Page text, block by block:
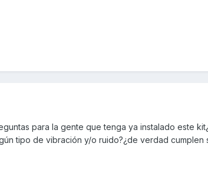
para la gente que tenga ya instalado este
tipo de vibración y/o ruido?¿de verdad cumplen